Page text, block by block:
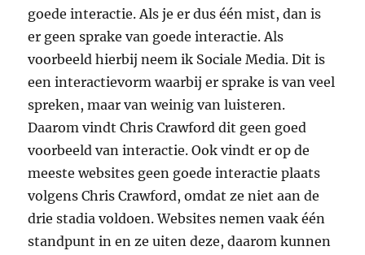
goede interactie. Als je er dus één mist, dan is
er geen sprake van goede interactie. Als
voorbeeld hierbij neem ik Sociale Media. Dit is
een interactievorm waarbij er sprake is van veel
spreken, maar van weinig van luisteren.
Daarom vindt Chris Crawford dit geen goed
voorbeeld van interactie. Ook vindt er op de
meeste websites geen goede interactie plaats
volgens Chris Crawford, omdat ze niet aan de
drie stadia voldoen. Websites nemen vaak één
standpunt in en ze uiten deze, daarom kunnen